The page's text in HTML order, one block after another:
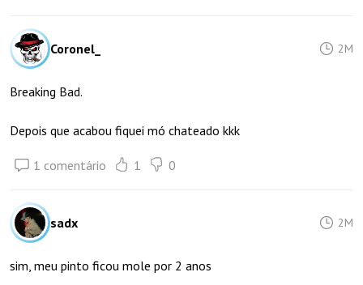
Coronel_ 2M
Breaking Bad.
Depois que acabou fiquei mó chateado kkk
1 comentário 1 0
sadx 2M
sim, meu pinto ficou mole por 2 anos